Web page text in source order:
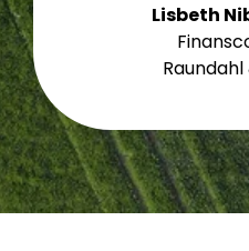
Lisbeth